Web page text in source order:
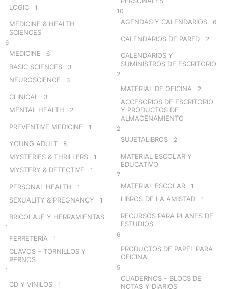
LOGIC 1
MEDICINE & HEALTH
SCIENCES
6
MEDICINE 6
BASIC SCIENCES 3
NEUROSCIENCE 3
CLINICAL 3
MENTAL HEALTH 2
PREVENTIVE MEDICINE 1
YOUNG ADULT 8
MYSTERIES & THRILLERS 1
MYSTERY & DETECTIVE 1
PERSONAL HEALTH 1
SEXUALITY & PREGNANCY 1
BRICOLAJE Y HERRAMIENTAS
1
FERRETERÍA 1
CLAVOS – TORNILLOS Y
PERNOS
1
CD Y VINILOS 1
10
AGENDAS Y CALENDARIOS 6
CALENDARIOS DE PARED 2
CALENDARIOS Y
SUMINISTROS DE ESCRITORIO
2
MATERIAL DE OFICINA 2
ACCESORIOS DE ESCRITORIO
Y PRODUCTOS DE
ALMACENAMIENTO
2
SUJETALIBROS 2
MATERIAL ESCOLAR Y
EDUCATIVO
7
MATERIAL ESCOLAR 1
LIBROS DE LA AMISTAD 1
RECURSOS PARA PLANES DE
ESTUDIOS
6
PRODUCTOS DE PAPEL PARA
OFICINA
5
CUADERNOS – BLOCS DE
NOTAS Y DIARIOS